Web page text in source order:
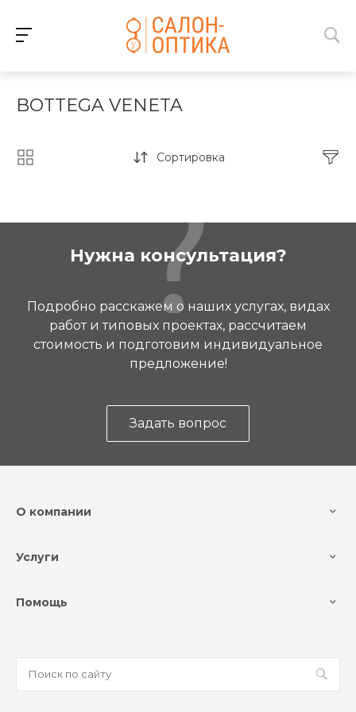
BOTTEGA VENETA
Сортировка
Нужна консультация?
Подробно расскажем о наших услугах, видах
работ и типовых проектах, рассчитаем
стоимость и подготовим индивидуальное
предложение!
Задать вопрос
О компании
Услуги
Помощь